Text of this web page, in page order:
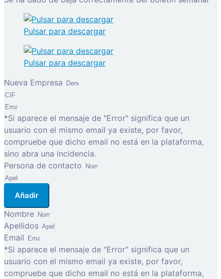
Pulsar para descargar
Pulsar para descargar
Nueva Empresa
*Si aparece el mensaje de "Error" significa que un
usuario con el mismo email ya existe, por favor,
compruebe que dicho email no está en la plataforma,
sino abra una incidencia.
Persona de contacto
Añadir
Nombre
Apellidos
Email
*Si aparece el mensaje de "Error" significa que un
usuario con el mismo email ya existe, por favor,
compruebe que dicho email no está en la plataforma,